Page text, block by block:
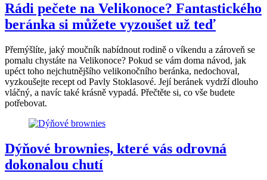
Rádi pečete na Velikonoce? Fantastického
beránka si můžete vyzoušet už teď
Přemýšlíte, jaký moučník nabídnout rodině o víkendu a zároveň se
pomalu chystáte na Velikonoce? Pokud se vám doma návod, jak
upéct toho nejchutnějšího velikonočního beránka, nedochoval,
vyzkoušejte recept od Pavly Stoklasové. Její beránek vydrží dlouho
vláčný, a navíc také krásně vypadá. Přečtěte si, co vše budete
potřebovat.
Dýňové brownies, které vás odrovná
dokonalou chutí